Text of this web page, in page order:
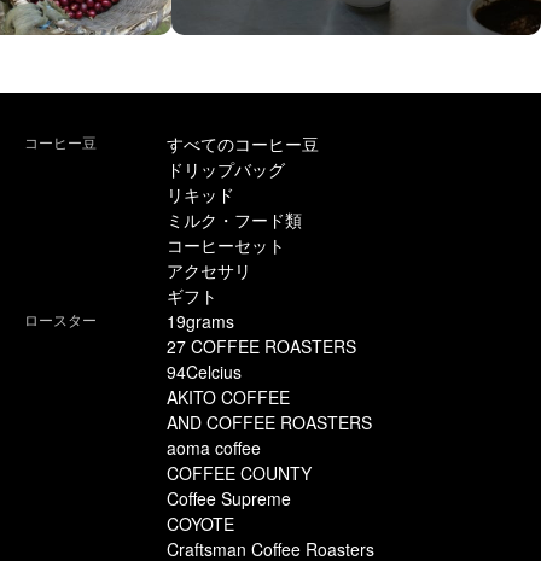
コーヒー豆
すべてのコーヒー豆
ドリップバッグ
リキッド
ミルク・フード類
コーヒーセット
アクセサリ
ギフト
ロースター
19grams
27 COFFEE ROASTERS
94Celcius
AKITO COFFEE
AND COFFEE ROASTERS
aoma coffee
COFFEE COUNTY
Coffee Supreme
COYOTE
Craftsman Coffee Roasters